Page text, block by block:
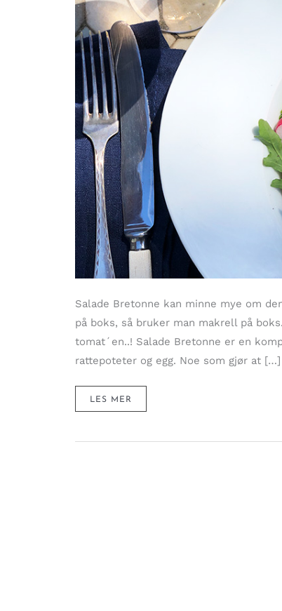
Salade Bretonne kan minne mye om
på boks, så bruker man makrell på
tomat´en..! Salade Bretonne er en
rattepoteter og egg. Noe som gjør at […]
SALADE
SALAT
LES MER